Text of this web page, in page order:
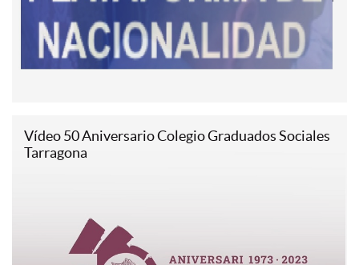
Vídeo 50 Aniversario Colegio Graduados Sociales
Tarragona